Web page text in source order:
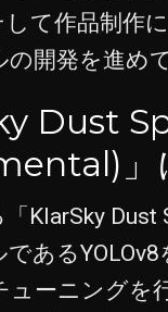
て作品制作
の開発を進め
Dust
」
KlarSky
である
ューニングを